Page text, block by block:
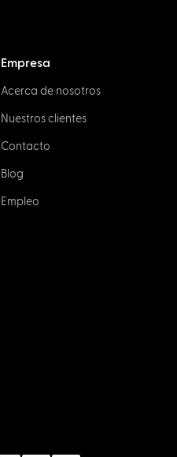
Empresa
Acerca de nosotros
Nuestros clientes
Contacto
Blog
Empleo